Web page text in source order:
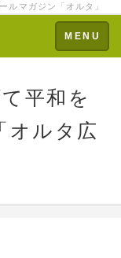
ガジン「オルタ」
Toggle
navigation
MENU
平和を
オルタ広